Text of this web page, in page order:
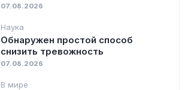
07.08.2026
Наука
Обнаружен простой способ
снизить тревожность
07.08.2026
В мире